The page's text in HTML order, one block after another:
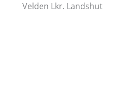
Velden Lkr. Landshut